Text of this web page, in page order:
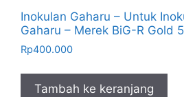
Inokulan Gaharu – Untuk
Gaharu – Merek BiG-R Gold
Rp400.000
Tambah ke keranjang